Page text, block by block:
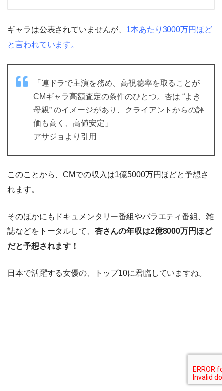
ギャラは公表されていませんが、 1本あたり3000万円ほど
と言われています。
「連ドラで主演を務め、高視聴率を取ることが
CMギャラ高額査定の条件のひとつ。杏は “よき
母親” のイメージがあり、クライアントからの評
価も高く、高値安定」
アサジョより引用
このことから、CMでの収入は1億5000万円ほどと予想さ
れます。
そのほかにもドキュメンタリー番組やバラエティ番組、雑
誌などをトータルして、 杏さんの年収は2億8000万円ほど
だと予想されます！
日本で活躍する女優の、トップ10に君臨していますね。